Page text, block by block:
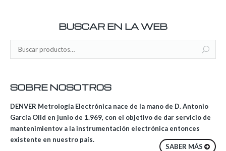
BUSCAR EN LA WEB
SOBRE NOSOTROS
DENVER Metrología Electrónica nace de la mano de D. Antonio
García Olid en junio de 1.969, con el objetivo de dar servicio de
mantenimientov a la instrumentación electrónica entonces
existente en nuestro país.
SABER MÁS